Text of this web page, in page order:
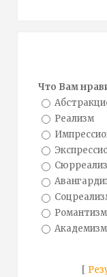
Что Вам
Реализм
Романтизм
Академизм
[